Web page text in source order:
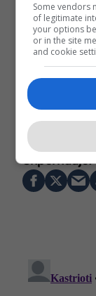
Protesta Në
Some vendors
of legitimate
your options
or in the site
and cookie